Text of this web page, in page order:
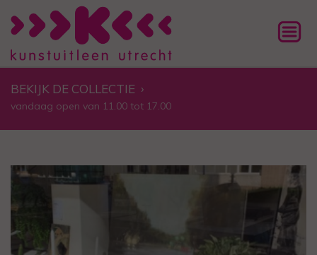
BEKIJK DE COLLECTIE ›
vandaag open van 11.00 tot 17.00